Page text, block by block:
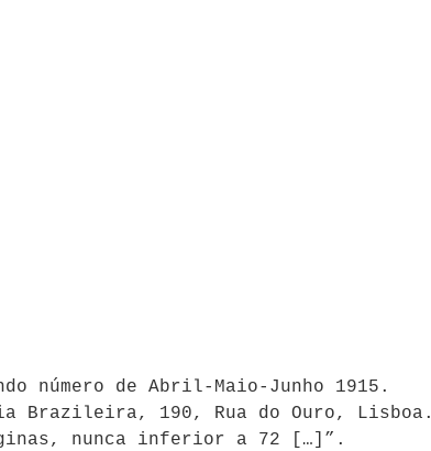
número de Abril-Maio-Junho 1915.
Brazileira, 190, Rua do Ouro, Lisboa.
nunca inferior a 72 […]”.